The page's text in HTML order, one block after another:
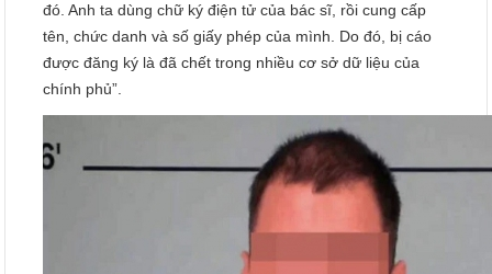
đó. Anh ta dùng chữ ký điện tử của bác sĩ, rồi cung cấp
tên, chức danh và số giấy phép của mình. Do đó, bị cáo
được đăng ký là đã chết trong nhiều cơ sở dữ liệu của
chính phủ”.